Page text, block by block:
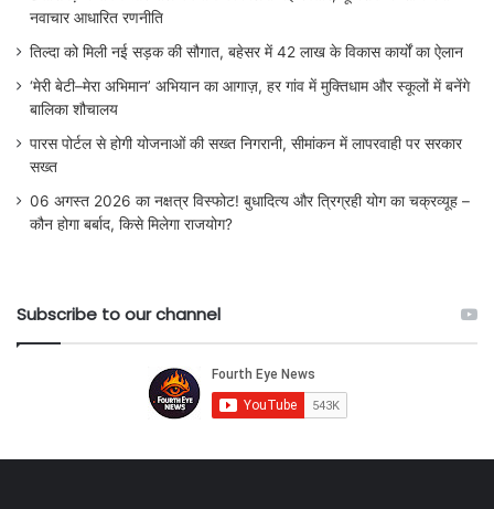
नवाचार आधारित रणनीति
तिल्दा को मिली नई सड़क की सौगात, बहेसर में 42 लाख के विकास कार्यों का ऐलान
‘मेरी बेटी–मेरा अभिमान’ अभियान का आगाज़, हर गांव में मुक्तिधाम और स्कूलों में बनेंगे
बालिका शौचालय
पारस पोर्टल से होगी योजनाओं की सख्त निगरानी, सीमांकन में लापरवाही पर सरकार
सख्त
06 अगस्त 2026 का नक्षत्र विस्फोट! बुधादित्य और त्रिग्रही योग का चक्रव्यूह –
कौन होगा बर्बाद, किसे मिलेगा राजयोग?
Subscribe to our channel